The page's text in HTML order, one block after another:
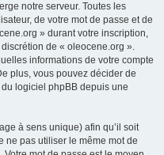
notre serveur. Toutes les
de votre mot de passe et de
» durant votre inscription,
de « oleocene.org ».
informations de votre compte
plus, vous pouvez décider de
logiciel phpBB depuis une
à sens unique) afin qu’il soit
ne pas utiliser le même mot de